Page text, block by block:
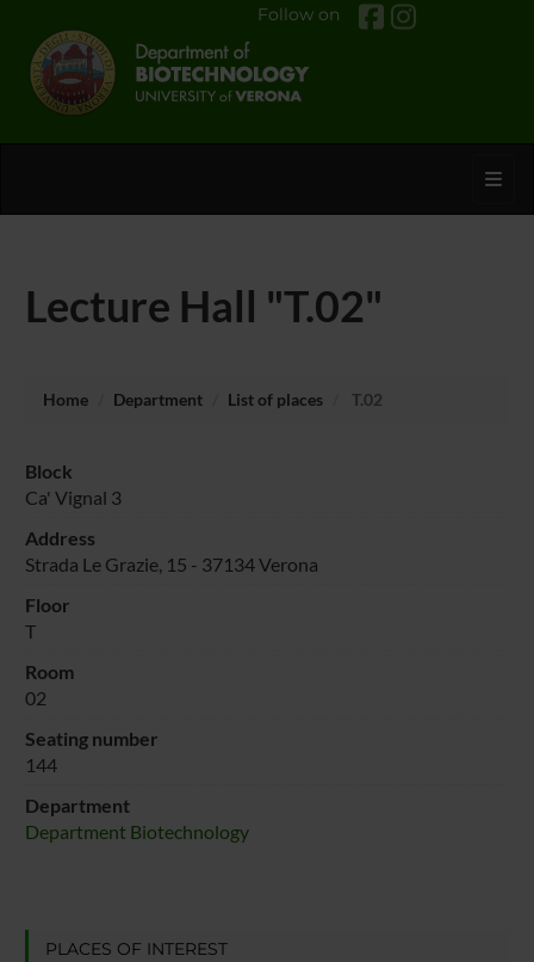
Follow on
Lecture Hall "T.02"
Home Department List of places T.02
Block
Ca' Vignal 3
Address
Strada Le Grazie, 15 - 37134 Verona
Floor
T
Room
02
Seating number
144
Department
Department Biotechnology
PLACES OF INTEREST